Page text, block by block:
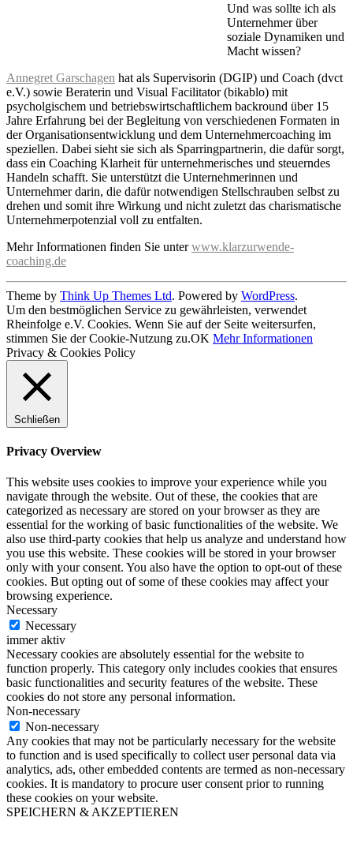
Und was sollte ich als
Unternehmer über
soziale Dynamiken und
Macht wissen?
Annegret Garschagen hat als Supervisorin (DGIP) und Coach (dvct
e.V.) sowie Beraterin und Visual Facilitator (bikablo) mit
psycholgischem und betriebswirtschaftlichem backround über 15
Jahre Erfahrung bei der Begleitung von verschiedenen Formaten in
der Organisationsentwicklung und dem Unternehmercoaching im
speziellen. Dabei sieht sie sich als Sparringpartnerin, die dafür sorgt,
dass ein Coaching Klarheit für unternehmerisches und steuerndes
Handeln schafft. Sie unterstützt die Unternehmerinnen und
Unternehmer darin, die dafür notwendigen Stellschrauben selbst zu
drehen und somit ihre Wirkung und nicht zuletzt das charismatische
Unternehmerpotenzial voll zu entfalten.
Mehr Informationen finden Sie unterwww.klarzurwende-
coaching.de
Theme by Think Up Themes Ltd. Powered by WordPress.
Um den bestmöglichen Service zu gewährleisten, verwendet
Rheinfolge e.V. Cookies. Wenn Sie auf der Seite weitersurfen,
stimmen Sie der Cookie-Nutzung zu.OK Mehr Informationen
Privacy & Cookies Policy
Schließen
Privacy Overview
This website uses cookies to improve your experience while you
navigate through the website. Out of these, the cookies that are
categorized as necessary are stored on your browser as they are
essential for the working of basic functionalities of the website. We
also use third-party cookies that help us analyze and understand how
you use this website. These cookies will be stored in your browser
only with your consent. You also have the option to opt-out of these
cookies. But opting out of some of these cookies may affect your
browsing experience.
Necessary
Necessary
immer aktiv
Necessary cookies are absolutely essential for the website to
function properly. This category only includes cookies that ensures
basic functionalities and security features of the website. These
cookies do not store any personal information.
Non-necessary
Non-necessary
Any cookies that may not be particularly necessary for the website
to function and is used specifically to collect user personal data via
analytics, ads, other embedded contents are termed as non-necessary
cookies. It is mandatory to procure user consent prior to running
these cookies on your website.
SPEICHERN & AKZEPTIEREN